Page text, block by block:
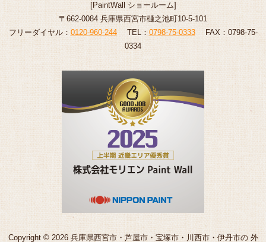
[PaintWall ショールーム]
〒662-0084 兵庫県西宮市樋之池町10-5-101
フリーダイヤル： 0120-960-244TEL： 0798-75-0333FAX：0798-75-
0334
Copyright © 2026 兵庫県西宮市・芦屋市・宝塚市・川西市・伊丹市の 外